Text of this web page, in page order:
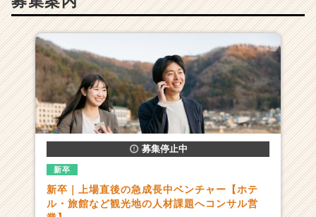
地
へ
人
材
コ
ン
サ
ル
地
方
募集停止中
新卒
新卒｜上場直後の急成長中ベンチャー【ホテ
ル・旅館など観光地の人材課題へコンサル営